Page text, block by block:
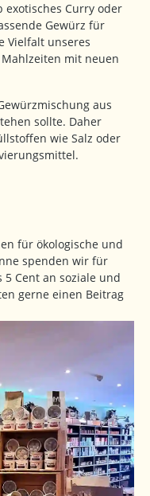
exotisches Curry oder
Gewürz für
Vielfalt unseres
mit neuen
aus
sollte. Daher
wie Salz oder
für ökologische und
spenden wir für
Cent an soziale und
gerne einen Beitrag